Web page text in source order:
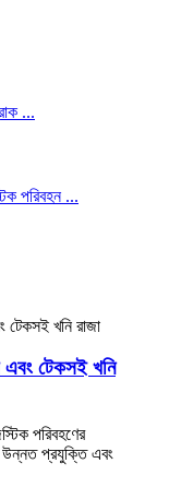
টেকসই খনি
পরিবহণের
উন্নত প্রযুক্তি এবং